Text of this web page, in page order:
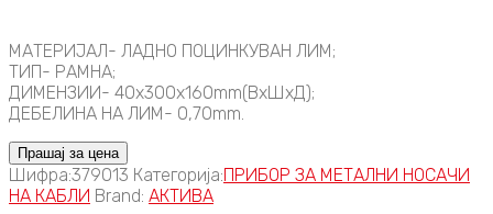
МАТЕРИЈАЛ- ЛАДНО ПОЦИНКУВАН ЛИМ;
ТИП- РАМНА;
ДИМЕНЗИИ- 40x300x160mm(ВxШxД);
ДЕБЕЛИНА НА ЛИМ- 0,70mm.
Прашај за цена
Шифра:379013 Категорија:ПРИБОР ЗА МЕТАЛНИ НОСАЧИ
НА КАБЛИ Brand: АКТИВА